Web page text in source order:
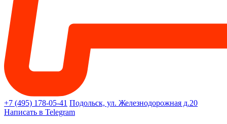
+7 (495) 178-05-41 Подольск, ул. Железнодорожная д.20
Написать в Telegram